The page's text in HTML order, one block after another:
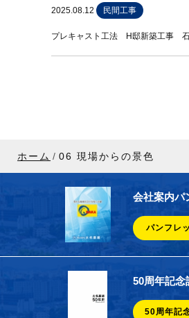
2025.08.12 民間工事
プレキャスト工法 H邸新築工事
ホーム 06 現場からの景色
会社案内パ
パンフレ
50周年記念
50周年記